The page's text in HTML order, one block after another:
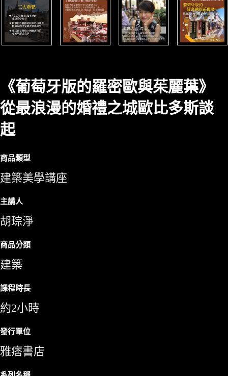
《葡萄牙版的羅密歐與茱麗葉》
從最浪漫的婚禮之城歐比多斯談
起
商品類型
建築美學講座
主講人
胡琮淨
商品分類
建築
課程時長
約2小時
發行單位
雅痞書店